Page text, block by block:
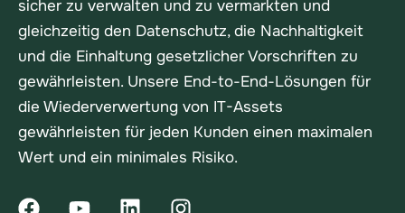
sicher zu verwalten und zu vermarkten und
gleichzeitig den Datenschutz, die Nachhaltigkeit
und die Einhaltung gesetzlicher Vorschriften zu
gewährleisten. Unsere End-to-End-Lösungen für
die Wiederverwertung von IT-Assets
gewährleisten für jeden Kunden einen maximalen
Wert und ein minimales Risiko.